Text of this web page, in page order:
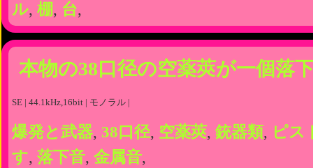
ル, 棚, 台,
本物の38口径の空薬莢が一個落
SE | 44.1kHz,16bit | モノラル |
爆発と武器, 38口径, 空薬莢, 銃器類, ピス
す, 落下音, 金属音,